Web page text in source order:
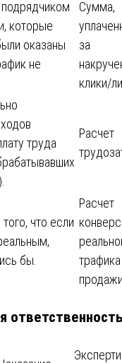
которые
оказаны
не
Сумма,
за
клики/
труда
Расчет
что если
бы.
Расчет
ответственность